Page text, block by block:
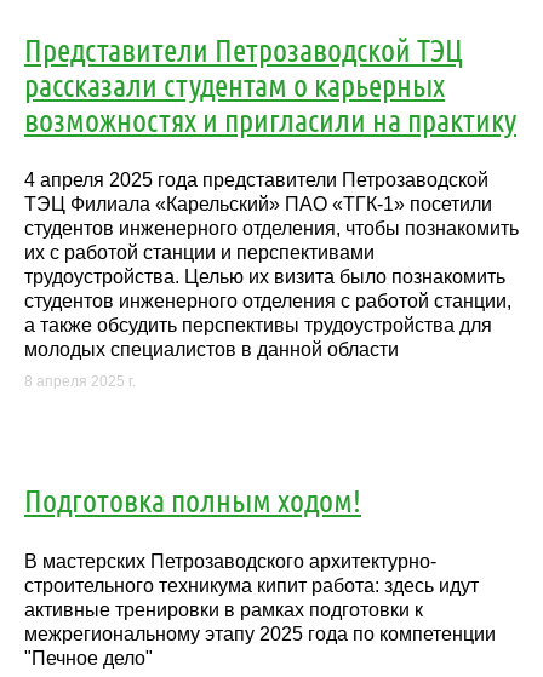
Представители Петрозаводской ТЭЦ
рассказали студентам о карьерных
возможностях и пригласили на практику
4 апреля 2025 года представители Петрозаводской
ТЭЦ Филиала «Карельский» ПАО «ТГК-1» посетили
студентов инженерного отделения, чтобы познакомить
их с работой станции и перспективами
трудоустройства. Целью их визита было познакомить
студентов инженерного отделения с работой станции,
а также обсудить перспективы трудоустройства для
молодых специалистов в данной области
8 апреля 2025 г.
Подготовка полным ходом!
В мастерских Петрозаводского архитектурно-
строительного техникума кипит работа: здесь идут
активные тренировки в рамках подготовки к
межрегиональному этапу 2025 года по компетенции
"Печное дело"